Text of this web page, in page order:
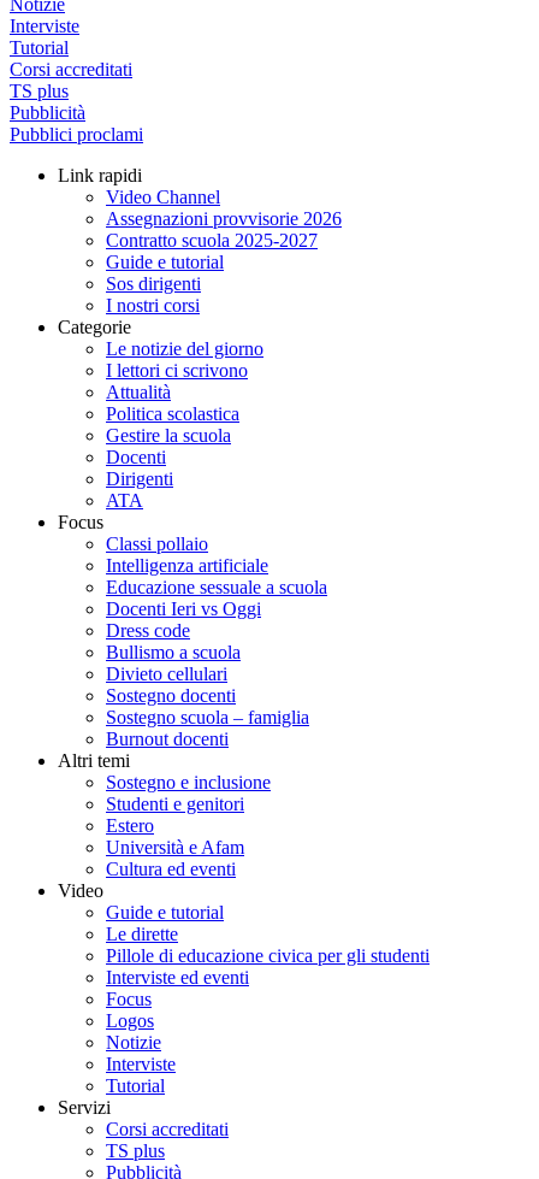
Notizie
Interviste
Tutorial
Corsi accreditati
TS plus
Pubblicità
Pubblici proclami
Link rapidi
Video Channel
Assegnazioni provvisorie 2026
Contratto scuola 2025-2027
Guide e tutorial
Sos dirigenti
I nostri corsi
Categorie
Le notizie del giorno
I lettori ci scrivono
Attualità
Politica scolastica
Gestire la scuola
Docenti
Dirigenti
ATA
Focus
Classi pollaio
Intelligenza artificiale
Educazione sessuale a scuola
Docenti Ieri vs Oggi
Dress code
Bullismo a scuola
Divieto cellulari
Sostegno docenti
Sostegno scuola – famiglia
Burnout docenti
Altri temi
Sostegno e inclusione
Studenti e genitori
Estero
Università e Afam
Cultura ed eventi
Video
Guide e tutorial
Le dirette
Pillole di educazione civica per gli studenti
Interviste ed eventi
Focus
Logos
Notizie
Interviste
Tutorial
Servizi
Corsi accreditati
TS plus
Pubblicità